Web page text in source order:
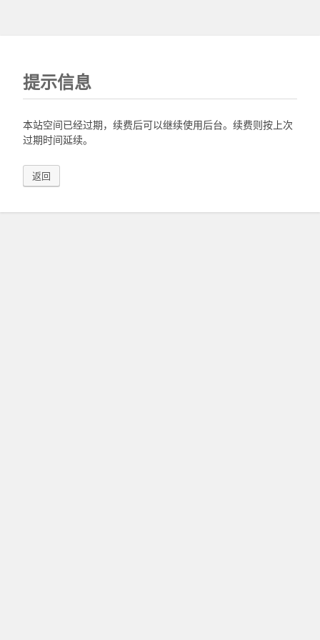
提示信息
本站空间已经过期，续费后可以继续使用后台。续费则按上次
过期时间延续。
返回